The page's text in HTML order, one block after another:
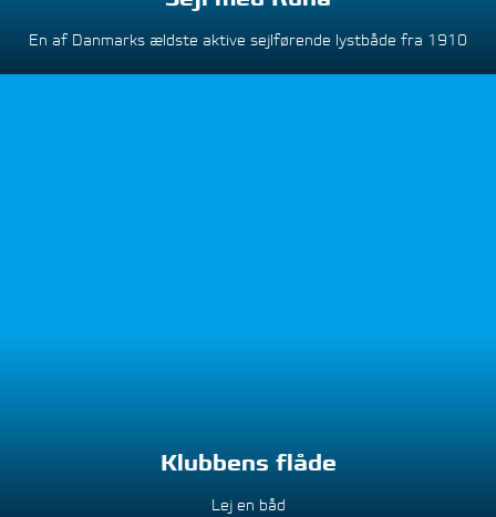
En af Danmarks ældste aktive sejlførende lystbåde fra 1910
Klubbens flåde
Lej en båd